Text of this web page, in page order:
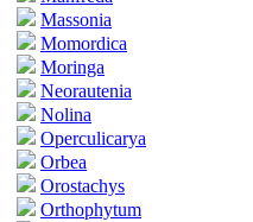
Massonia
Momordica
Moringa
Neorautenia
Nolina
Operculicarya
Orbea
Orostachys
Orthophytum